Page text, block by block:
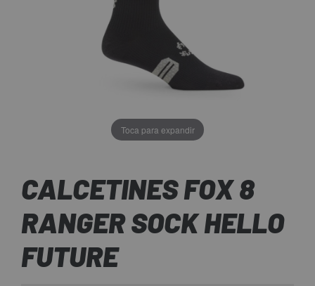
Toca para expandir
CALCETINES FOX 8
RANGER SOCK HELLO
FUTURE